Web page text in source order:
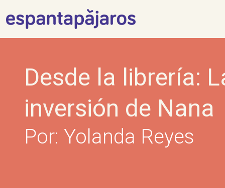
content
Desde la librería:
inversión de Nana
Por: Yolanda Reyes